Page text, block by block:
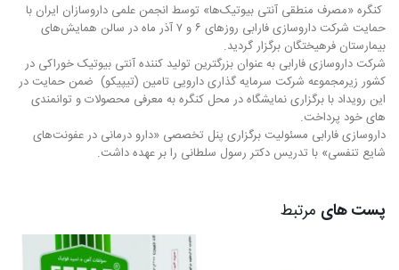
کنگره «مصرف منطقی آنتی بیوتیک‌ها» توسط انجمن علمی داروسازان ایران با
حمایت شرکت داروسازی فارابی روزهای ۶ و ۷ آذر ماه در سالن همایش‌های
بیمارستان فرهیختگان برگزار گردید.
شرکت داروسازی فارابی به عنوان بزرگترین تولید کننده آنتی بیوتیک خوراکی در
کشور زیرمجموعه شرکت سرمایه گذاری دارویی تامین (تیپیکو) ضمن حمایت در
این رویداد با برگزاری نمایشگاه در محل کنگره به معرفی محصولات و توانمندی
های خود پرداخت.
داروسازی فارابی مسئولیت برگزاری پنل تخصصی «دارو درمانی در عفونت‌های
شایع تنفسی» با تدریس دکتر رسول سلطانی را بر عهده داشت.
پست های مرتبط